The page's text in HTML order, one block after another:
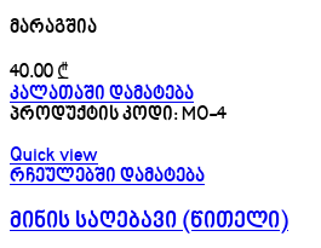
მარაგშია
40.00₾
კალათაში დამატება
პროდუქტის კოდი:MO-4
Quick view
რჩეულებში დამატება
მინის საღებავი (წითელი)